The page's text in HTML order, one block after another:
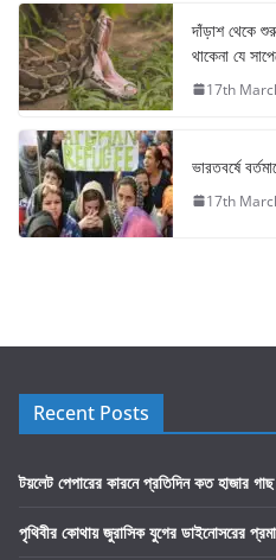
দাঁড়াশ থেকে
থাকেনা যে
17th
ভারতবর্ষে
17th
Recent Posts
টয়লেট পেপারের কারনে প্রতিদিন কত হাজার গাছ
পৃথিবীর কোথায় জুরাসিক যুগের ডাইনোসরের